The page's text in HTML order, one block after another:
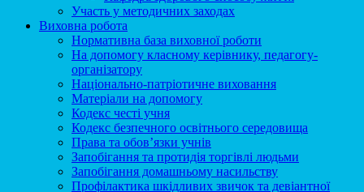
Участь у методичних заходах
Виховна робота
Нормативна база виховної роботи
На допомогу класному керівнику, педагогу-
організатору
Національно-патріотичне виховання
Матеріали на допомогу
Кодекс честі учня
Кодекс безпечного освітнього середовища
Права та обов’язки учнів
Запобігання та протидія торгівлі людьми
Запобігання домашньому насильству
Профілактика шкідливих звичок та девіантної